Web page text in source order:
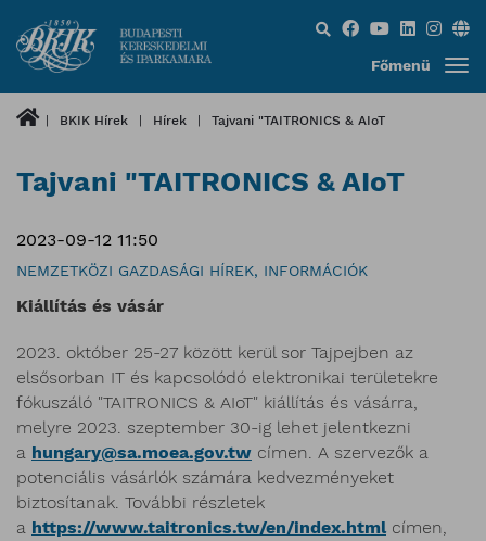
Keresés...
Főmenü
BKIK Hírek Hírek Tajvani "TAITRONICS & AIoT
Tajvani "TAITRONICS & AIoT
2023-09-12 11:50
NEMZETKÖZI GAZDASÁGI HÍREK, INFORMÁCIÓK
Kiállítás és vásár
2023. október 25-27 között kerül sor Tajpejben az
elsősorban IT és kapcsolódó elektronikai területekre
fókuszáló "TAITRONICS & AIoT" kiállítás és vásárra,
melyre 2023. szeptember 30-ig lehet jelentkezni
a hungary@sa.moea.gov.tw címen. A szervezők a
potenciális vásárlók számára kedvezményeket
biztosítanak. További részletek
a https://www.taitronics.tw/en/index.htmlcímen,